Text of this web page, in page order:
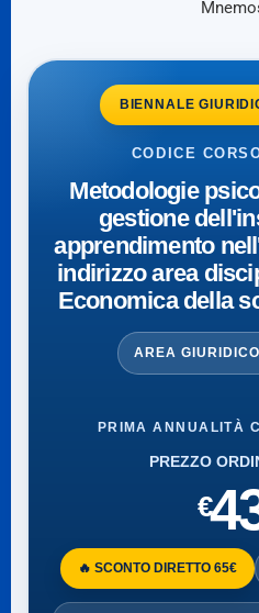
BIENNALE
CODICE
Metodologie
gestione
apprendimento
indirizzo area
Economica della
AREA
PRIMA ANNUALITÀ
PREZZO
€
🔥 SCONTO DIRETTO 65€